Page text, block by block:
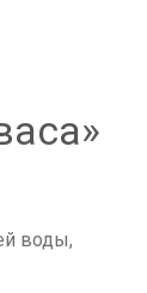
воды,